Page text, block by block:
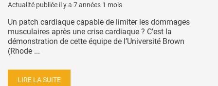
Actualité publiée il y a 7 années 1 mois
Un patch cardiaque capable de limiter les dommages
musculaires après une crise cardiaque ? C’est la
démonstration de cette équipe de l’Université Brown
(Rhode ...
LIRE LA SUITE